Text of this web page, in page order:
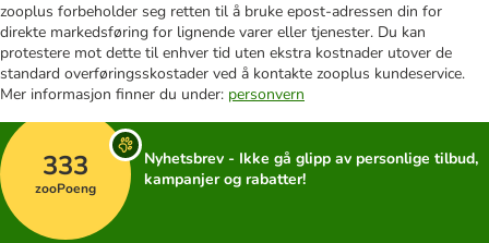
zooplus forbeholder seg retten til å bruke epost-adressen din for
direkte markedsføring for lignende varer eller tjenester. Du kan
protestere mot dette til enhver tid uten ekstra kostnader utover de
standard overføringsskostader ved å kontakte zooplus kundeservice.
Mer informasjon finner du under: personvern
333
zooPoeng
Nyhetsbrev - Ikke gå glipp av personlige tilbud,
kampanjer og rabatter!